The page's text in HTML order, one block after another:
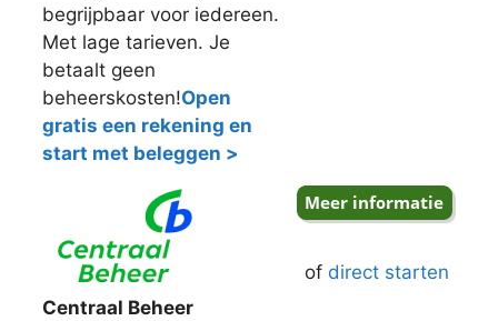
begrijpbaar voor iedereen.
Met lage tarieven. Je
betaalt geen
beheerskosten!Open
gratis een rekening en
start met beleggen >
Centraal Beheer
of direct starten